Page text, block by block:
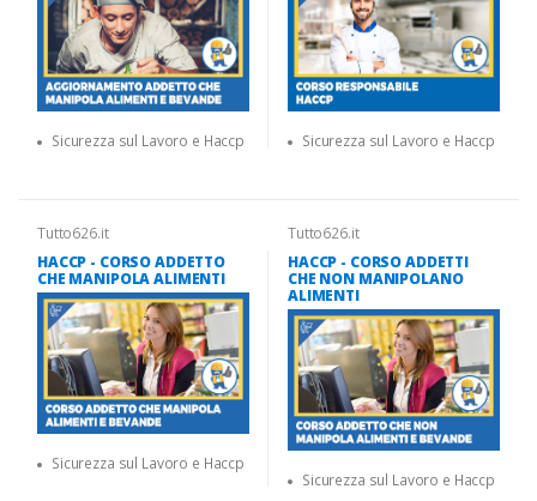
Sicurezza sul Lavoro e Haccp Sicurezza sul Lavoro e Haccp
Tutto626.it
HACCP - CORSO ADDETTO
CHE MANIPOLA ALIMENTI
Sicurezza sul Lavoro e Haccp
Tutto626.it
HACCP - CORSO ADDETTI
CHE NON MANIPOLANO
ALIMENTI
Sicurezza sul Lavoro e Haccp